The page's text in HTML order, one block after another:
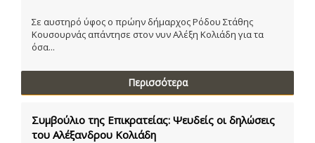
Σε αυστηρό ύφος ο πρώην δήμαρχος Ρόδου Στάθης
Κουσουρνάς απάντησε στον νυν Αλέξη Κολιάδη για τα
όσα...
Περισσότερα
Συμβούλιο της Επικρατείας: Ψευδείς οι δηλώσεις
του Αλέξανδρου Κολιάδη